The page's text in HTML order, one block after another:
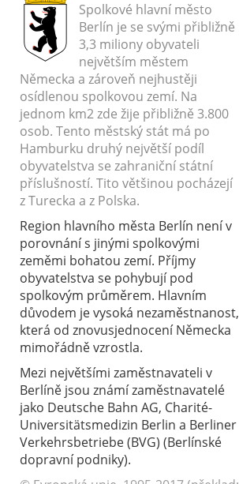
Spolkové hlavní město
Berlín je se svými přibližně
3,3 miliony obyvateli
největším městem
Německa a zároveň nejhustěji
osídlenou spolkovou zemí. Na
jednom km2 zde žije přibližně 3.800
osob. Tento městský stát má po
Hamburku druhý největší podíl
obyvatelstva se zahraniční státní
příslušností. Tito většinou pocházejí
z Turecka a z Polska.
Region hlavního města Berlín není v
porovnání s jinými spolkovými
zeměmi bohatou zemí. Příjmy
obyvatelstva se pohybují pod
spolkovým průměrem. Hlavním
důvodem je vysoká nezaměstnanost,
která od znovusjednocení Německa
mimořádně vzrostla.
Mezi největšími zaměstnavateli v
Berlíně jsou známí zaměstnavatelé
jako Deutsche Bahn AG, Charité-
Universitätsmedizin Berlin a Berliner
Verkehrsbetriebe (BVG) (Berlínské
dopravní podniky).